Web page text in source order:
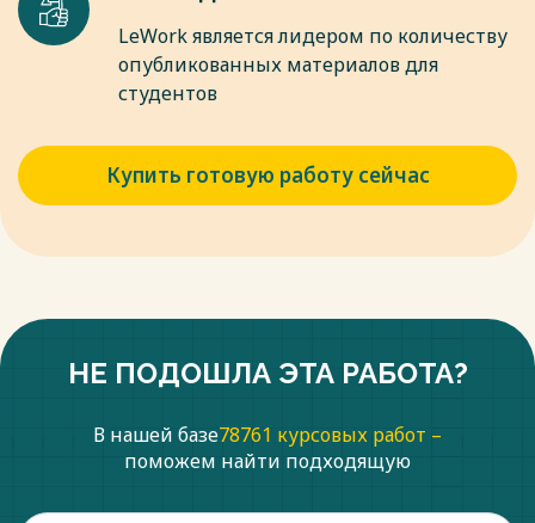
место и играет свою роль, где юридические предписания
взаимосвязаны, расположены определенным
иерархическим образом, группируются по отраслям и
Весь текст будет доступен
LeWork является лидером по количеству
опубликованных материалов для
студентов
Купить готовую работу сейчас
НЕ ПОДОШЛА ЭТА РАБОТА?
В нашей базе78761 курсовых работ –
поможем найти подходящую